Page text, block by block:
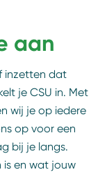
aan
inzetten dat
je CSU in. Met
wij je op iedere
op voor een
bij je langs.
is en wat jouw